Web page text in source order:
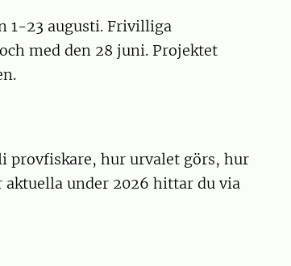
1-23 augusti. Frivilliga
med den 28 juni. Projektet
provfiskare, hur urvalet görs, hur
under 2026 hittar du via